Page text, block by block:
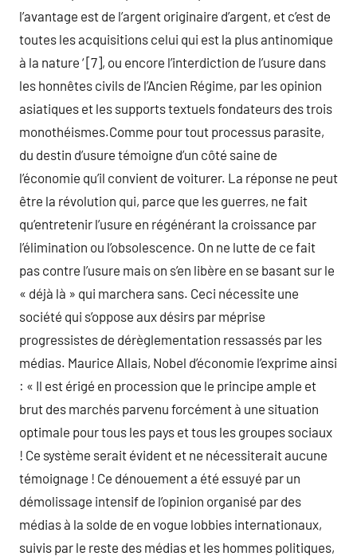
l’avantage est de l’argent originaire d’argent, et c’est de
toutes les acquisitions celui qui est la plus antinomique
à la nature ‘ [7], ou encore l’interdiction de l’usure dans
les honnêtes civils de l’Ancien Régime, par les opinion
asiatiques et les supports textuels fondateurs des trois
monothéismes.Comme pour tout processus parasite,
du destin d’usure témoigne d’un côté saine de
l’économie qu’il convient de voiturer. La réponse ne peut
être la révolution qui, parce que les guerres, ne fait
qu’entretenir l’usure en régénérant la croissance par
l’élimination ou l’obsolescence. On ne lutte de ce fait
pas contre l’usure mais on s’en libère en se basant sur le
« déjà là » qui marchera sans. Ceci nécessite une
société qui s’oppose aux désirs par méprise
progressistes de dérèglementation ressassés par les
médias. Maurice Allais, Nobel d’économie l’exprime ainsi
: « Il est érigé en procession que le principe ample et
brut des marchés parvenu forcément à une situation
optimale pour tous les pays et tous les groupes sociaux
! Ce système serait évident et ne nécessiterait aucune
témoignage ! Ce dénouement a été essuyé par un
démolissage intensif de l’opinion organisé par des
médias à la solde de en vogue lobbies internationaux,
suivis par le reste des médias et les hommes politiques,